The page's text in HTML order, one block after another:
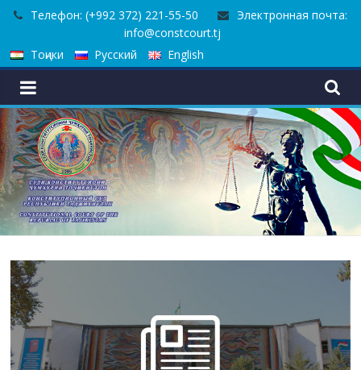
Skip
content
Телефон: (+992 372) 221-55-50
Электронная почта:
info@constcourt.tj
Тоҷики
Русский English